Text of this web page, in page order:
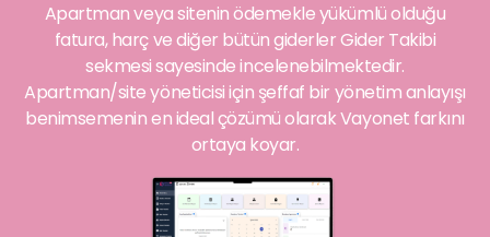
Apartman veya sitenin ödemekle yükümlü olduğu
fatura, harç ve diğer bütün giderler Gider Takibi
sekmesi sayesinde incelenebilmektedir.
Apartman/site yöneticisi için şeffaf bir yönetim anlayışı
benimsemenin en ideal çözümü olarak Vayonet farkını
ortaya koyar.